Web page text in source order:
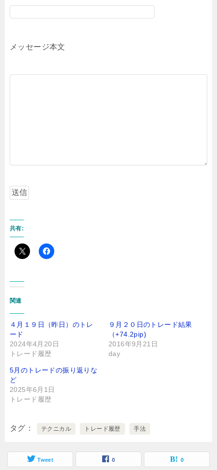
メッセージ本文
共有:
関連
４月１９日（昨日）のトレ
ード
2024年4月20日
トレード履歴
９月２０日のトレード結果
（+74.2pip)
2016年9月21日
day
5月のトレードの振り返りな
ど
2025年6月1日
トレード履歴
タグ テクニカル トレード履歴 手法
Tweet 0 0